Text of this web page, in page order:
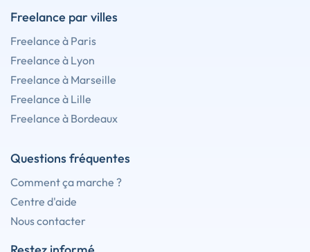
Freelance par villes
Freelance à Paris
Freelance à Lyon
Freelance à Marseille
Freelance à Lille
Freelance à Bordeaux
Questions fréquentes
Comment ça marche ?
Centre d'aide
Nous contacter